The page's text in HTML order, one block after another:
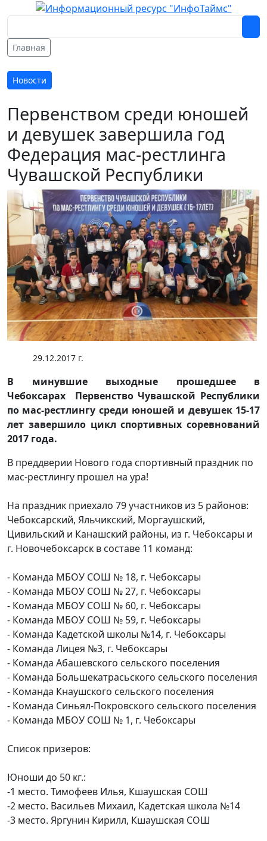
Главная
Новости
Первенством среди юношей
и девушек завершила год
Федерация мас-рестлинга
Чувашской Республики
29.12.2017 г.
В минувшие выходные прошедшее в
Чебоксарах Первенство Чувашской Республики
по мас-рестлингу среди юношей и девушек 15-17
лет завершило цикл спортивных соревнований
2017 года.
В преддверии Нового года спортивный праздник по
мас-рестлингу прошел на ура!
На праздник приехало 79 участников из 5 районов:
Чебоксарский, Яльчикский, Моргаушский,
Цивильский и Канашский районы, из г. Чебоксары и
г. Новочебоксарск в составе 11 команд:
- Команда МБОУ СОШ № 18, г. Чебоксары
- Команда МБОУ СОШ № 27, г. Чебоксары
- Команда МБОУ СОШ № 60, г. Чебоксары
- Команда МБОУ СОШ № 59, г. Чебоксары
- Команда Кадетской школы №14, г. Чебоксары
- Команда Лицея №3, г. Чебоксары
- Команда Абашевского сельского поселения
- Команда Большекатрасьского сельского поселения
- Команда Кнаушского сельского поселения
- Команда Синьял-Покровского сельского поселения
- Команда МБОУ СОШ № 1, г. Чебоксары
Список призеров:
Юноши до 50 кг.:
-1 место. Тимофеев Илья, Кшаушская СОШ
-2 место. Васильев Михаил, Кадетская школа №14
-3 место. Яргунин Кирилл, Кшаушская СОШ